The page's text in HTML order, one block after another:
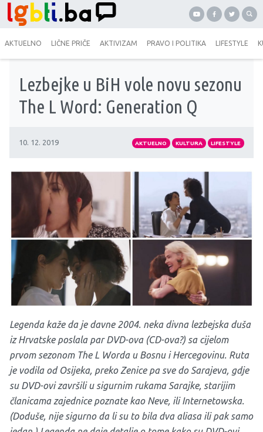
AKTUELNO LIČNE PRIČE AKTIVIZAM PRAVO I POLITIKA LIFESTYLE
Lezbejke u BiH vole novu sezonu
The L Word: Generation Q
10. 12. 2019 AKTUELNO KULTURA LIFESTYLE
Legenda kaže da je davne 2004. neka divna lezbejska duša
iz Hrvatske poslala par DVD-ova (CD-ova?) sa cijelom
prvom sezonom The L Worda u Bosnu i Hercegovinu. Ruta
je vodila od Osijeka, preko Zenice pa sve do Sarajeva, gdje
su DVD-ovi završili u sigurnim rukama Sarajke, starijim
članicama zajednice poznate kao Neve, ili Internetowska.
(Doduše, nije sigurno da li su to bila dva aliasa ili pak samo